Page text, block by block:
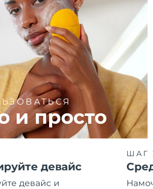
и просто
девайс
девайс и
ШАГ